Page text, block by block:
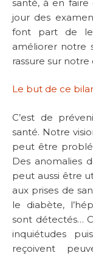
santé, à en
jour des
font part de
améliorer notre
rassure sur
Le but de ce
C’est de
santé. Notre
peut être
Des anomalies
peut aussi être
aux prises de
le diabète,
sont détectés…
inquiétudes
reçoivent